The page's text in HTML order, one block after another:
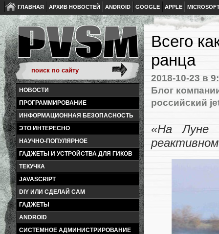
ГЛАВНАЯ АРХИВ НОВОСТЕЙ ANDROID GOOGLE APPLE
НОВОСТИ
ПРОГРАММИРОВАНИЕ
ИНФОРМАЦИОННАЯ БЕЗОПАСНОСТЬ
ЭТО ИНТЕРЕСНО
НАУЧНО-ПОПУЛЯРНОЕ
ГАДЖЕТЫ И УСТРОЙСТВА ДЛЯ ГИКОВ
ТЕКУЧКА
JAVASCRIPT
DIY ИЛИ СДЕЛАЙ САМ
ГАДЖЕТЫ
ANDROID
СИСТЕМНОЕ АДМИНИСТРИРОВАНИЕ
Всего
ранца
2018-10-23 в
Блог
российский
«На Луне